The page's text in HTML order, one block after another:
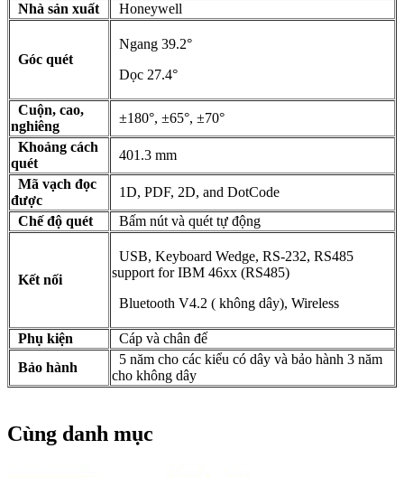
Nhà sản xuất Honeywell
Góc quét
Ngang 39.2°
Dọc 27.4°
Cuộn, cao,
nghiêng
±180°, ±65°, ±70°
Khoảng cách
quét
401.3 mm
Mã vạch đọc
được
1D, PDF, 2D, and DotCode
Chế độ quét
Bấm nút và quét tự động
Kết nối
USB, Keyboard Wedge, RS-232, RS485
support for IBM 46xx (RS485)
Bluetooth V4.2 ( không dây), Wireless
Phụ kiện
Cáp và chân đế
Bảo hành
5 năm cho các kiểu có dây và bảo hành 3 năm
cho không dây
Cùng danh mục